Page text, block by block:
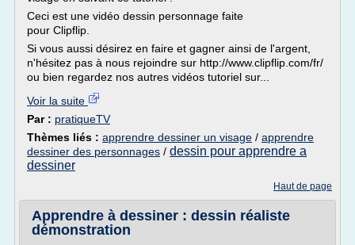
Ceci est une vidéo dessin personnage faite
pour Clipflip.
Si vous aussi désirez en faire et gagner ainsi de l'argent,
n'hésitez pas à nous rejoindre sur http://www.clipflip.com/fr/
ou bien regardez nos autres vidéos tutoriel sur...
Voir la suite
Par : pratiqueTV
Thèmes liés : apprendre dessiner un visage / apprendre
dessiner des personnages / dessin pour apprendre a
dessiner
Haut de page
Apprendre à dessiner : dessin réaliste
démonstration